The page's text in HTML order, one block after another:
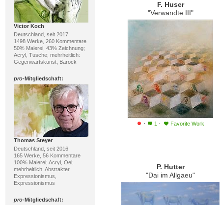
Victor Koch
Deutschland, seit 2017
1498 Werke, 260 Kommentare
50% Malerei, 43% Zeichnung;
Acryl, Tusche; mehrheitlich:
Gegenwartskunst, Barock
pro-Mitgliedschaft:
Thomas Steyer
Deutschland, seit 2016
165 Werke, 56 Kommentare
100% Malerei; Acryl, Oel;
mehrheitlich: Abstrakter
Expressionismus,
Expressionismus
pro-Mitgliedschaft:
F. Huser
"Verwandte III"
· 1 · Favorite Work
P. Hutter
"Dai im Allgaeu"